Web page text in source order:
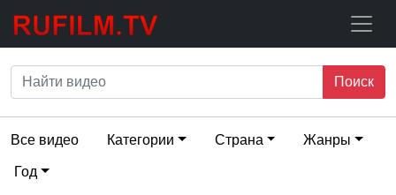
Поиск
Все видео Категории Страна Жанры
Год